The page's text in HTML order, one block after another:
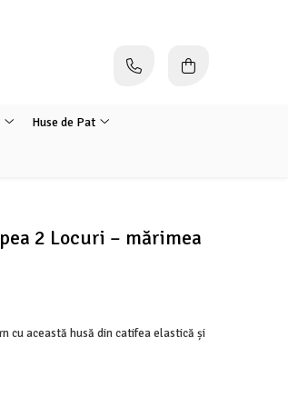
Huse de Pat
2 Locuri – mărimea
cu această husă din catifea elastică și